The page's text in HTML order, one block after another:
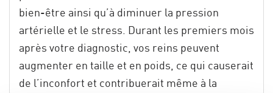
bien-être ainsi qu’à diminuer la pression
artérielle et le stress. Durant les premiers mois
après votre diagnostic, vos reins peuvent
augmenter en taille et en poids, ce qui causerait
de l’inconfort et contribuerait même à la